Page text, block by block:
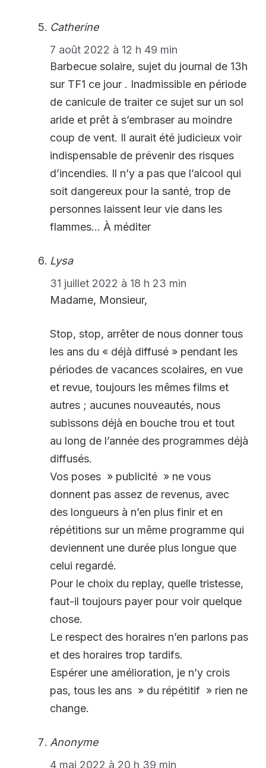
Catherine
7 août 2022 à 12 h 49 min
Barbecue solaire, sujet du journal de 13h
sur TF1 ce jour . Inadmissible en période
de canicule de traiter ce sujet sur un sol
aride et prêt à s’embraser au moindre
coup de vent. Il aurait été judicieux voir
indispensable de prévenir des risques
d’incendies. Il n’y a pas que l’alcool qui
soit dangereux pour la santé, trop de
personnes laissent leur vie dans les
flammes… À méditer
Lysa
31 juillet 2022 à 18 h 23 min
Madame, Monsieur,
Stop, stop, arrêter de nous donner tous
les ans du « déjà diffusé » pendant les
périodes de vacances scolaires, en vue
et revue, toujours les mêmes films et
autres ; aucunes nouveautés, nous
subissons déjà en bouche trou et tout
au long de l’année des programmes déjà
diffusés.
Vos poses » publicité » ne vous
donnent pas assez de revenus, avec
des longueurs à n’en plus finir et en
répétitions sur un même programme qui
deviennent une durée plus longue que
celui regardé.
Pour le choix du replay, quelle tristesse,
faut-il toujours payer pour voir quelque
chose.
Le respect des horaires n’en parlons pas
et des horaires trop tardifs.
Espérer une amélioration, je n’y crois
pas, tous les ans » du répétitif » rien ne
change.
Anonyme
4 mai 2022 à 20 h 39 min